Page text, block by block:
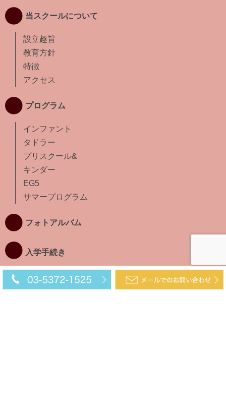
当スクールについて
設立趣旨
教育方針
特徴
アクセス
プログラム
インファント
タドラー
プリスクール&
キンダー
EG5
サマープログラム
フォトアルバム
入学手続き
タドラー